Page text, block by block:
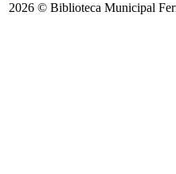
2026 © Biblioteca Municipal